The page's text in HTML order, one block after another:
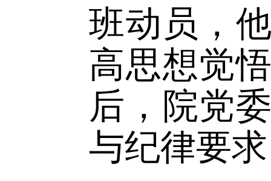
4月16
教室举行
班动员，
高思想觉